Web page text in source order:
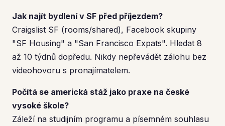
Jak najít bydlení v SF před příjezdem?
Craigslist SF (rooms/shared), Facebook skupiny
"SF Housing" a "San Francisco Expats". Hledat 8
až 10 týdnů dopředu. Nikdy nepřevádět zálohu bez
videohovoru s pronajímatelem.
Počítá se americká stáž jako praxe na české
vysoké škole?
Záleží na studijním programu a písemném souhlasu